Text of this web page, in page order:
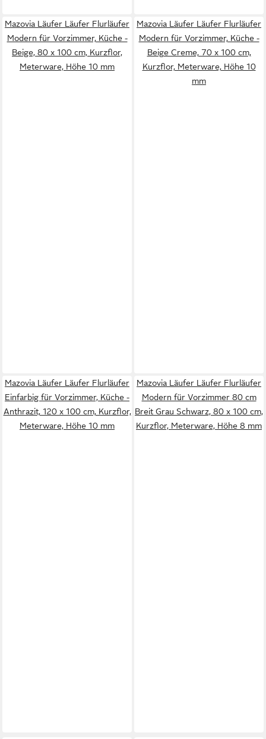
Mazovia Läufer Läufer Flurläufer
Modern für Vorzimmer, Küche -
Beige, 80 x 100 cm, Kurzflor,
Meterware, Höhe 10 mm
Mazovia Läufer Läufer Flurläufer
Modern für Vorzimmer, Küche -
Beige Creme, 70 x 100 cm,
Kurzflor, Meterware, Höhe 10
mm
Mazovia Läufer Läufer Flurläufer
Einfarbig für Vorzimmer, Küche -
Anthrazit, 120 x 100 cm, Kurzflor,
Meterware, Höhe 10 mm
Mazovia Läufer Läufer Flurläufer
Modern für Vorzimmer 80 cm
Breit Grau Schwarz, 80 x 100 cm,
Kurzflor, Meterware, Höhe 8 mm